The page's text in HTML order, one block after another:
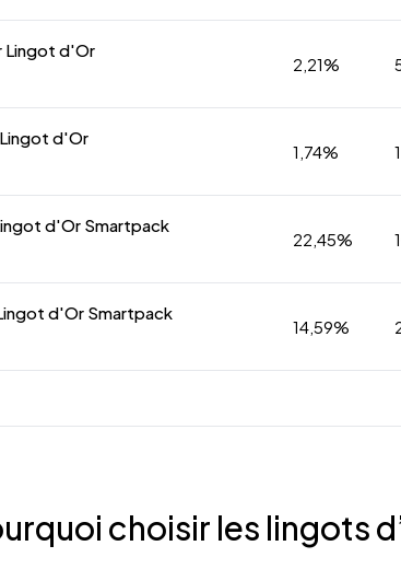
Lingot d'Or
2,21%
Lingot d'Or
1,74%
d'Or Smartpack
22,45%
d'Or Smartpack
14,59%
choisir les lingots